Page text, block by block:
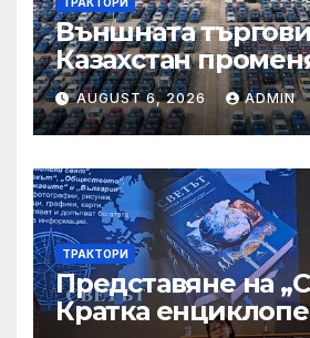
Външната
Казахстан
структурата си –
тенденции
AUGUST 6, 2026 ADMIN
ТРАКТОРИ
Представяне на
Кратка